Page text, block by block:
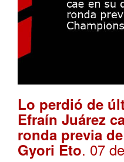
Lo perdió de
Efraín Juárez
ronda previa
Gyori Eto. 07